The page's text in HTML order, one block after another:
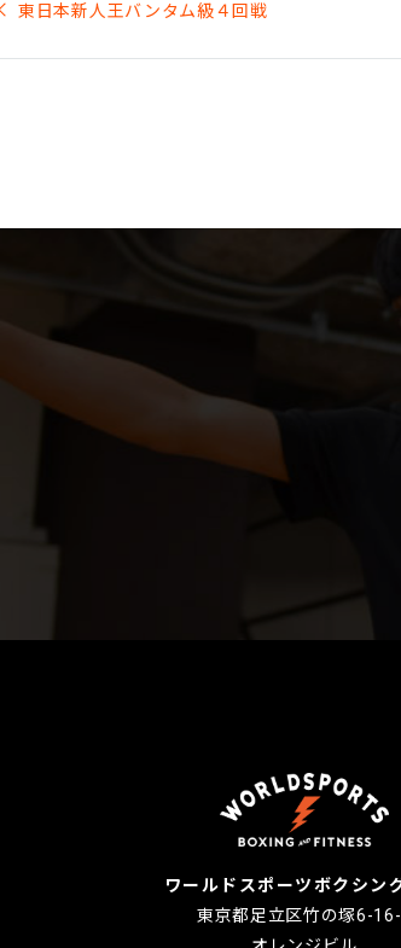
東日本新人王バンタム級４回戦
ワールドスポーツボクシン
東京都足立区竹の塚6-